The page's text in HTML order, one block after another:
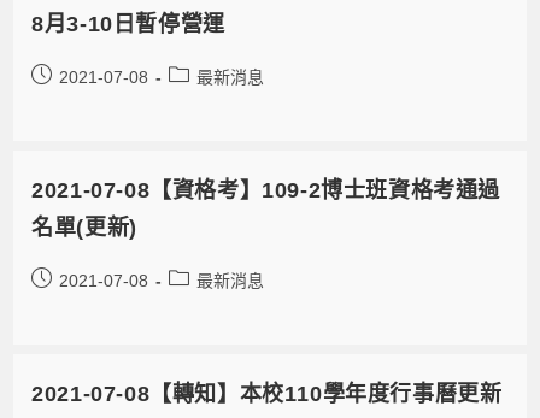
8月3-10日暫停營運
2021-07-08 最新消息
2021-07-08【資格考】109-2博士班資格考通過
名單(更新)
2021-07-08 最新消息
2021-07-08【轉知】本校110學年度行事曆更新